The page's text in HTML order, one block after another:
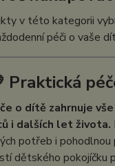
v této kategorii
péči o vaše
Praktická
o dítě zahrnuje
i dalších let života.
potřeb i pohodlnou
dětského pokojíčku